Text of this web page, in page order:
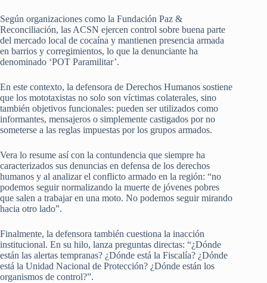
Según organizaciones como la Fundación Paz &
Reconciliación, las ACSN ejercen control sobre buena parte
del mercado local de cocaína y mantienen presencia armada
en barrios y corregimientos, lo que la denunciante ha
denominado ‘POT Paramilitar’.
En este contexto, la defensora de Derechos Humanos sostiene
que los mototaxistas no solo son víctimas colaterales, sino
también objetivos funcionales: pueden ser utilizados como
informantes, mensajeros o simplemente castigados por no
someterse a las reglas impuestas por los grupos armados.
Vera lo resume así con la contundencia que siempre ha
caracterizados sus denuncias en defensa de los derechos
humanos y al analizar el conflicto armado en la región: “no
podemos seguir normalizando la muerte de jóvenes pobres
que salen a trabajar en una moto. No podemos seguir mirando
hacia otro lado”.
Finalmente, la defensora también cuestiona la inacción
institucional. En su hilo, lanza preguntas directas: “¿Dónde
están las alertas tempranas? ¿Dónde está la Fiscalía? ¿Dónde
está la Unidad Nacional de Protección? ¿Dónde están los
organismos de control?”.